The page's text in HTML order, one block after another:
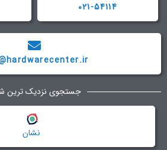
021-54114
جستجوی نزدیک ترین
نشان